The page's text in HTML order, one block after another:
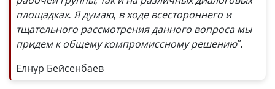
площадках. Я думаю, в ходе всестороннего и
тщательного рассмотрения данного вопроса мы
придем к общему компромиссному решению".
Елнур Бейсенбаев